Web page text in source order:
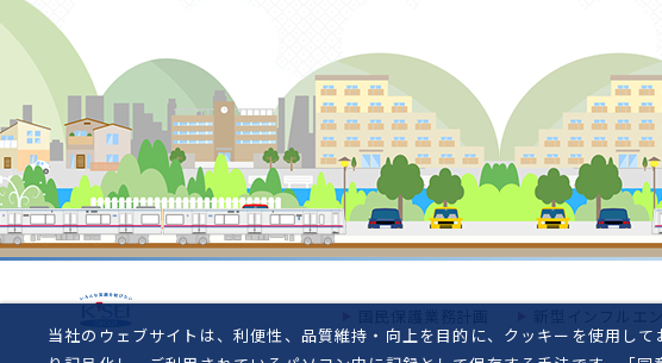
当社のウェブサイトは、利便性、品質維持・向上を目的に、クッキーを使用し